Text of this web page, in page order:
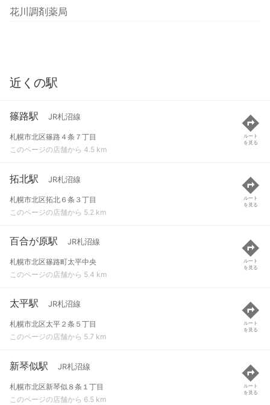
花川調剤薬局
近くの駅
篠路駅 JR札沼線
札幌市北区篠路４条７丁目
このページの店舗から 4.5 km
ルート
を見る
拓北駅 JR札沼線
札幌市北区拓北６条３丁目
このページの店舗から 5.2 km
ルート
を見る
百合が原駅 JR札沼線
札幌市北区篠路町太平中央
このページの店舗から 5.4 km
ルート
を見る
太平駅 JR札沼線
札幌市北区太平２条５丁目
このページの店舗から 5.7 km
ルート
を見る
新琴似駅 JR札沼線
札幌市北区新琴似８条１丁目
このページの店舗から 6.5 km
ルート
を見る